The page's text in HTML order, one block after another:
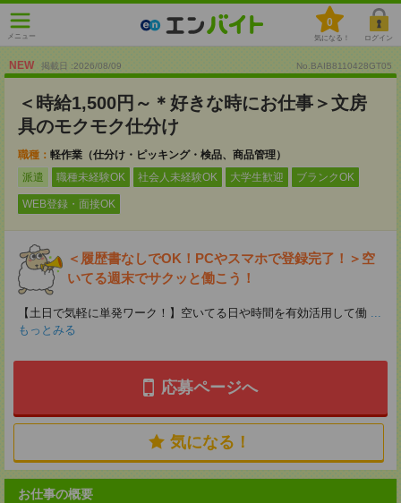
メニュー
0
気になる！ ログイン
NEW 掲載日 :2026/08/09 No.BAIB8110428GT05
＜時給1,500円～＊好きな時にお仕事＞文房
具のモクモク仕分け
職種： 軽作業（仕分け・ピッキング・検品、商品管理）
派遣
職種未経験OK 社会人未経験OK 大学生歓迎 ブランクOK
WEB登録・面接OK
＜履歴書なしでOK！PCやスマホで登録完了！＞空
いてる週末でサクッと働こう！
【土日で気軽に単発ワーク！】空いてる日や時間を有効活用して働 ...
もっとみる
応募ページへ
気になる！
お仕事の概要